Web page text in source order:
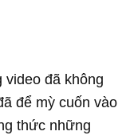
đã không
để mỳ cuốn vào
thức những